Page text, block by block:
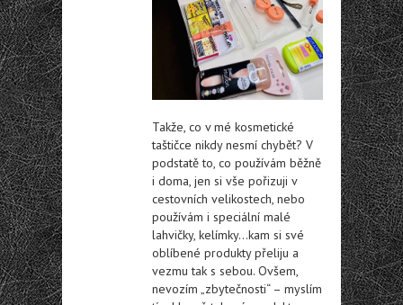
Takže, co v mé kosmetické
taštičce nikdy nesmí chybět? V
podstatě to, co používám běžně
i doma, jen si vše pořizuji v
cestovních velikostech, nebo
používám i speciální malé
lahvičky, kelímky…kam si své
oblíbené produkty přeliju a
vezmu tak s sebou. Ovšem,
nevozím „zbytečnosti“ – myslím